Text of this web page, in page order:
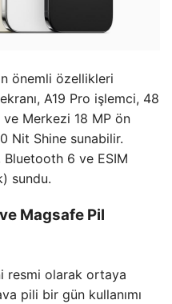
önemli özellikleri
A19 Pro işlemci, 48
ve Merkezi 18 MP ön
Nit Shine sunabilir.
Bluetooth 6 ve ESIM
sundu.
Magsafe Pil
resmi olarak ortaya
pili bir gün kullanımı